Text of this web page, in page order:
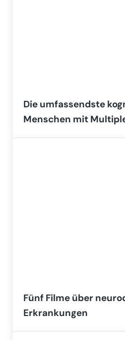
Die umfassendste
Menschen mit
Fünf Filme über
Erkrankungen